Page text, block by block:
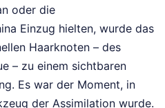
oder die
Einzug hielten, wurde das
Haarknoten – des
– zu einem sichtbaren
Es war der Moment, in
der Assimilation wurde.